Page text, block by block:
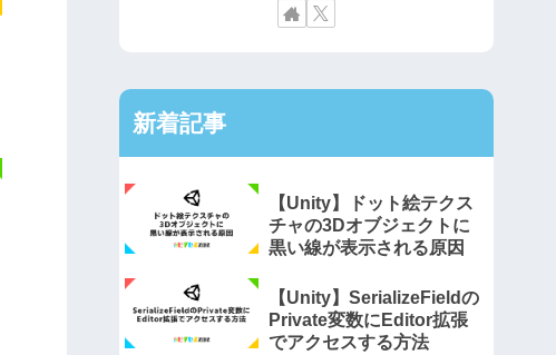
新着記事
【Unity】ドット絵テクス
チャの3Dオブジェクトに
黒い線が表示される原因
【Unity】SerializeFieldの
Private変数にEditor拡張
でアクセスする方法